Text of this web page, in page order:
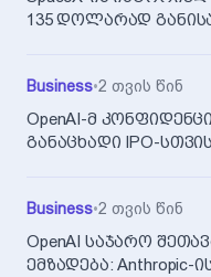
135 დოლარად
Business•2 თვის წინ
OpenAI-მ
განაცხადი IPO-სთვის
Business•2 თვის წინ
OpenAI საჯარო
ემზადება: